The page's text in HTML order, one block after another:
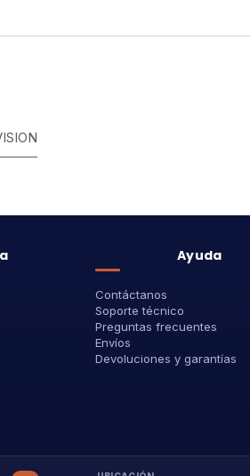
Ayuda
Contáctanos
Soporte técnico
Preguntas frecuentes
Envíos
Devoluciones y garantías